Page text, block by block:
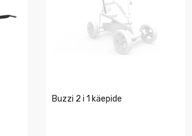
Buzzi 2 i 1 käepide